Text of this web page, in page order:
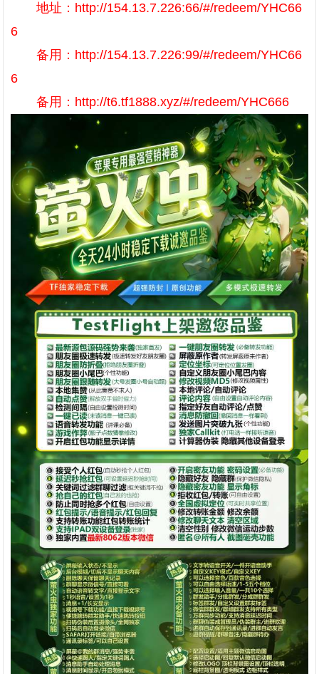
地址：http://154.13.7.226:66/#/redeem/YHC66
6
备用：http://154.13.7.226:99/#/redeem/YHC66
6
备用：http://t6.tf1888.xyz/#/redeem/YHC666